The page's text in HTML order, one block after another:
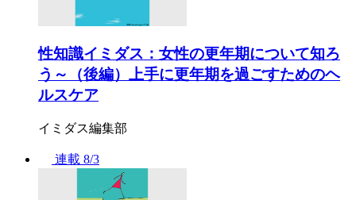
性知識イミダス：女性の更年期について知ろ
う～（後編）上手に更年期を過ごすためのヘ
ルスケア
イミダス編集部
連載 8/3